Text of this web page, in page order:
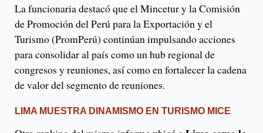
La funcionaria destacó que el Mincetur y la Comisión
de Promoción del Perú para la Exportación y el
Turismo (PromPerú) continúan impulsando acciones
para consolidar al país como un hub regional de
congresos y reuniones, así como en fortalecer la cadena
de valor del segmento de reuniones.
LIMA MUESTRA DINAMISMO EN TURISMO MICE